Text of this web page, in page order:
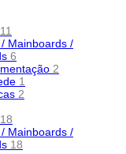
11
Mainboards /
6
2
1
2
18
Mainboards /
18